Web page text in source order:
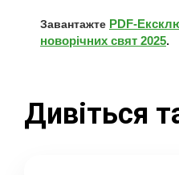
Завантажте PDF-
новорічних свят 2025.
Дивіться